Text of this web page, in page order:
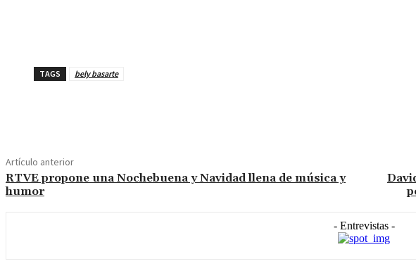
TAGS bely basarte
Artículo anterior
RTVE propone una Nochebuena y Navidad llena de música y
humor
- Entrevistas -